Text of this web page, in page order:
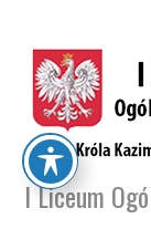
I Liceum